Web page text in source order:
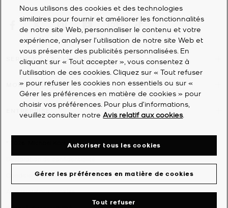
Classiques, confortables et appréciées des femmes de tous âges,
les chaussures plates sont indémodables. Elles sont idéales pour
passer d'un style habillé à un look plus décontracté, ou du bureau
aux sorties du week-end. Également parfaites pour les voyages,
elles s'enfilent et se retirent en un clin d'œil à l'aéroport et prennent
très peu de place dans votre valise ou votrecabas. Nos
chaussures plates pour femme sont proposées en cuir, en lin, en
toile et dans diverses autres matières, afin de s'adapter à toutes
les saisons.
SERVICE À LA CLIENTÈLE
MON COMPTE
ENTREPRISE
Conditions générales
Avis relatif aux cookies
Nous utilisons des cookies et des technologies
similaires pour fournir et améliorer les fonctionnalités
de notre site Web, personnaliser le contenu et votre
expérience, analyser l'utilisation de notre site Web et
vous présenter des publicités personnalisées. En
cliquant sur « Tout accepter », vous consentez à
l’utilisation de ces cookies. Cliquez sur « Tout refuser
» pour refuser les cookies non essentiels ou sur «
Gérer les préférences en matière de cookies » pour
choisir vos préférences. Pour plus d’informations,
veuillez consulter notreAvis relatif aux cookies.
Gérer les préférences en matière de cookies
Tout refuser
Autoriser tous les cookies